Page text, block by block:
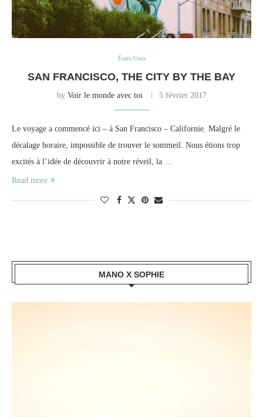
États-Unis
SAN FRANCISCO, THE CITY BY THE BAY
by Voir le monde avec toi 5 février 2017
Le voyage a commencé ici – à San Francisco – Californie. Malgré le
décalage horaire, impossible de trouver le sommeil. Nous étions trop
excités à l’idée de découvrir à notre réveil, la …
Read more
MANO X SOPHIE